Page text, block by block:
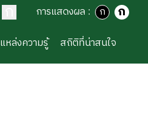
ก การแสดงผล : ก ก
แหล่งความรู้ สถิติที่น่าสนใจ